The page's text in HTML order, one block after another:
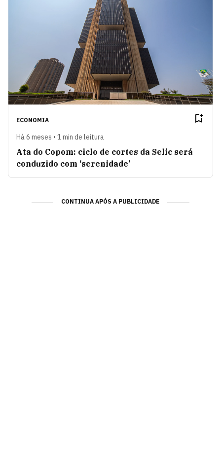
ECONOMIA
Há 6 meses • 1 min de leitura
Ata do Copom: ciclo de cortes da Selic será
conduzido com ‘serenidade’
CONTINUA APÓS A PUBLICIDADE